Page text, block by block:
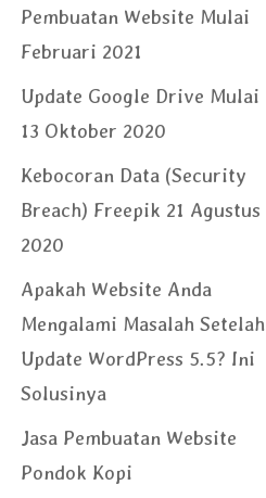
Pembuatan Website Mulai
Februari 2021
Update Google Drive Mulai
13 Oktober 2020
Kebocoran Data (Security
Breach) Freepik 21 Agustus
2020
Apakah Website Anda
Mengalami Masalah Setelah
Update WordPress 5.5? Ini
Solusinya
Jasa Pembuatan Website
Pondok Kopi